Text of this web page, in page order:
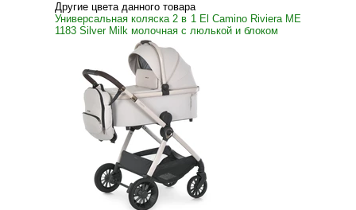
Другие цвета данного товара
Универсальная коляска 2 в 1 El Camino Riviera ME
1183 Silver Milk молочная с люлькой и блоком